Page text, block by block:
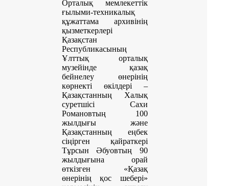
Орталық мемлекеттік
ғылыми-техникалық
құжаттама архивінің
қызметкерлері
Қазақстан
Республикасының
Ұлттық орталық
музейінде қазақ
бейнелеу өнерінің
көрнекті өкілдері –
Қазақстанның Халық
суретшісі Сахи
Романовтың 100
жылдығы және
Қазақстанның еңбек
сіңірген қайраткері
Тұрсын Әбуовтың 90
жылдығына орай
өткізген «Қазақ
өнерінің қос шебері»